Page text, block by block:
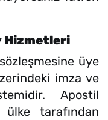
Hizmetleri
üye
imza ve
Apostil
ülke tarafından